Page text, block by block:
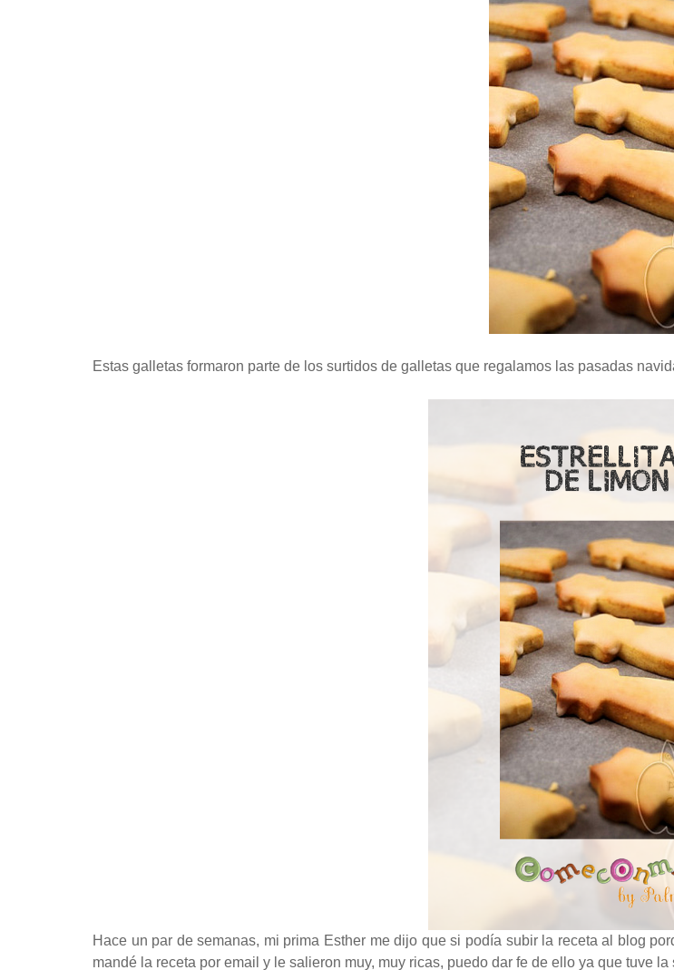
Estas galletas formaron parte de los surtidos de galletas que regalamos las pasadas
Hace un par de semanas, mi prima Esther me dijo que si podía subir la receta al blog
mandé la receta por email y le salieron muy, muy ricas, puedo dar fe de ello ya que tuve la